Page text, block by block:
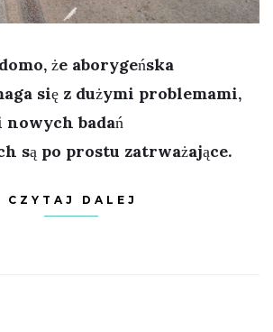
że aborygeńska
się z dużymi problemami,
badań
są po prostu zatrważające.
CZYTAJ DALEJ